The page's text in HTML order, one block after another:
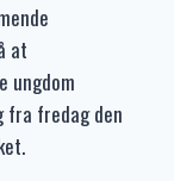
at
ungdom
fra fredag den